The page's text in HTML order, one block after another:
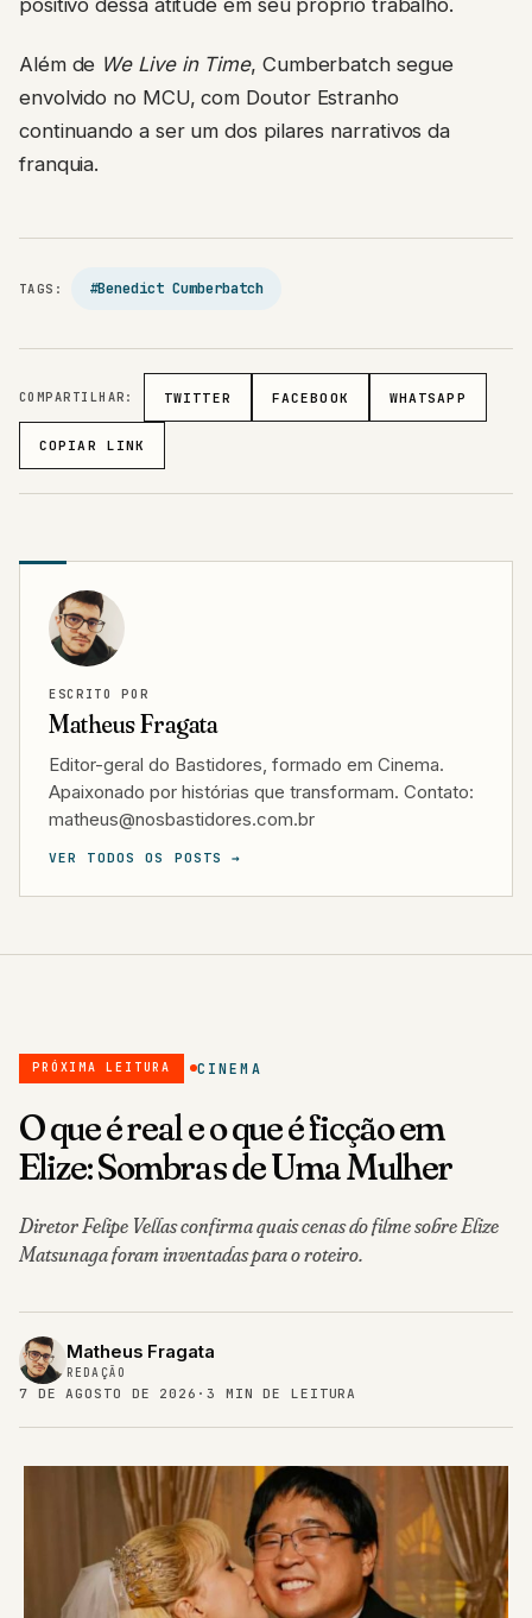
positivo dessa atitude em seu próprio trabalho.
Além de We Live in Time, Cumberbatch segue
envolvido no MCU, com Doutor Estranho
continuando a ser um dos pilares narrativos da
franquia.
TAGS: #Benedict Cumberbatch
COMPARTILHAR: TWITTER FACEBOOK WHATSAPP
COPIAR LINK
ESCRITO POR
Matheus Fragata
Editor-geral do Bastidores, formado em Cinema.
Apaixonado por histórias que transformam. Contato:
matheus@nosbastidores.com.br
VER TODOS OS POSTS →
PRÓXIMA LEITURA CINEMA
O que é real e o que é ficção em
Elize: Sombras de Uma Mulher
Diretor Felipe Vellas confirma quais cenas do filme sobre Elize
Matsunaga foram inventadas para o roteiro.
Matheus Fragata
REDAÇÃO
7 DE AGOSTO DE 2026 · 3 MIN DE LEITURA